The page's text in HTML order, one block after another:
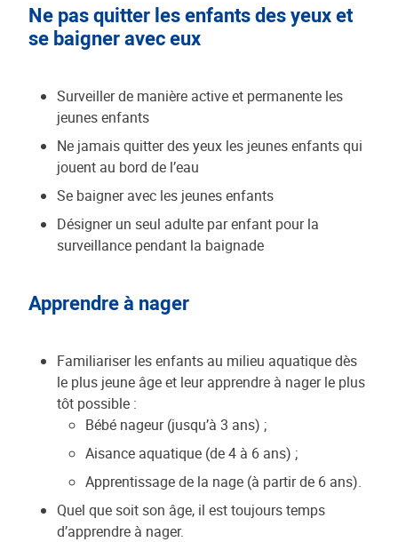
Ne pas quitter les enfants des yeux et
se baigner avec eux
Surveiller de manière active et permanente les
jeunes enfants
Ne jamais quitter des yeux les jeunes enfants qui
jouent au bord de l’eau
Se baigner avec les jeunes enfants
Désigner un seul adulte par enfant pour la
surveillance pendant la baignade
Apprendre à nager
Familiariser les enfants au milieu aquatique dès
le plus jeune âge et leur apprendre à nager le plus
tôt possible :
Bébé nageur (jusqu’à 3 ans) ;
Aisance aquatique (de 4 à 6 ans) ;
Apprentissage de la nage (à partir de 6 ans).
Quel que soit son âge, il est toujours temps
d’apprendre à nager.